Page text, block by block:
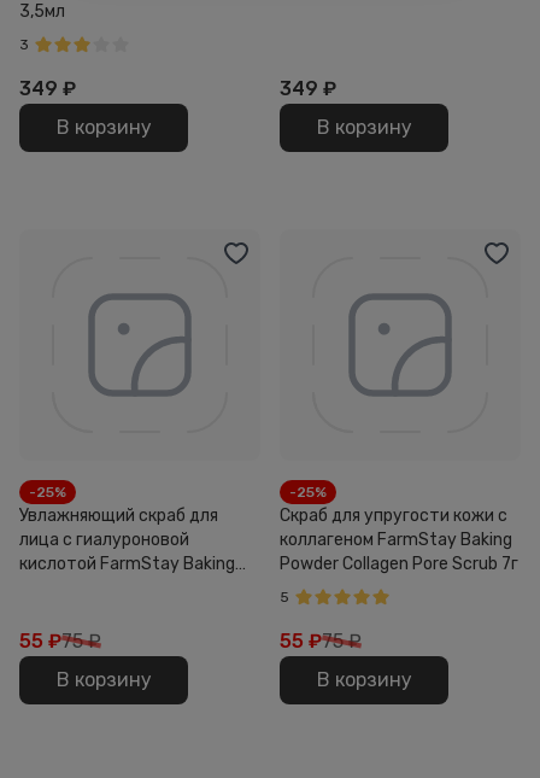
3,5мл
3
349 ₽
В корзину
349 ₽
В корзину
-25%
Увлажняющий скраб для
лица с гиалуроновой
кислотой FarmStay Baking
55 ₽75 ₽
В корзину
-25%
Скраб для упругости кожи с
коллагеном FarmStay Baking
Powder Collagen Pore Scrub 7г
5
55 ₽75 ₽
В корзину